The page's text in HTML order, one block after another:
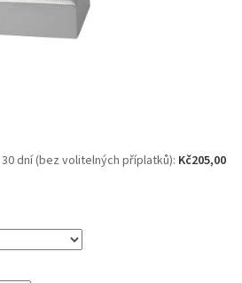
dní (bez volitelných příplatků): Kč205,00